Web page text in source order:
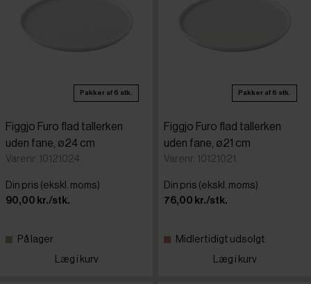
Varenr.
Restpartier
Pakker af 6 stk.
Figgjo Furo flad tallerken
uden fane, ø24 cm
Varenr: 10121024
Din pris (ekskl. moms)
90,00 kr./stk.
På lager
Læg i kurv
Pakker af 6 stk.
Figgjo Furo flad tallerken
uden fane, ø21 cm
Varenr: 10121021
Din pris (ekskl. moms)
76,00 kr./stk.
Midlertidigt udsolgt
Læg i kurv